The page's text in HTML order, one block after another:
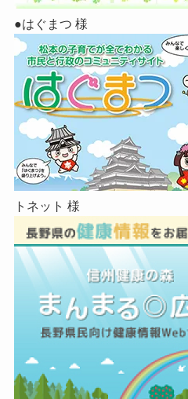
●はぐまつ 様
トネット 様